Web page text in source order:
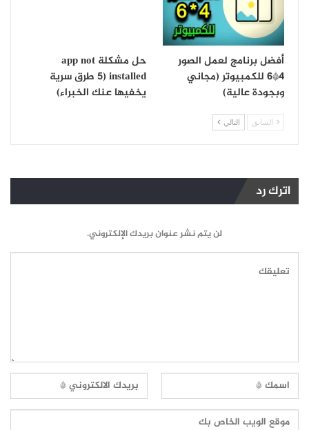
أفضل برنامج لعمل الصور
4*6 للكمبيوتر (مجاني
وبجودة عالية)
حل مشكلة app not
installed (5 طرق سرية
يخفيها عنك الخبراء)
السابق التالي
اترك رد
لن يتم نشر عنوان بريدك الإلكتروني.